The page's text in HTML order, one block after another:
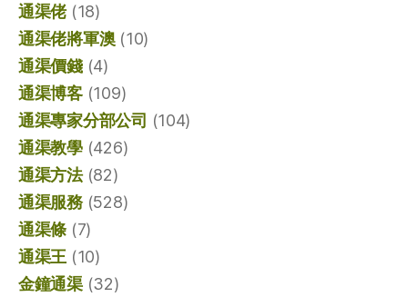
通渠佬(18)
通渠佬將軍澳(10)
通渠價錢(4)
通渠博客(109)
通渠專家分部公司 (104)
通渠教學(426)
通渠方法(82)
通渠服務(528)
通渠條 (7)
通渠王 (10)
金鐘通渠(32)